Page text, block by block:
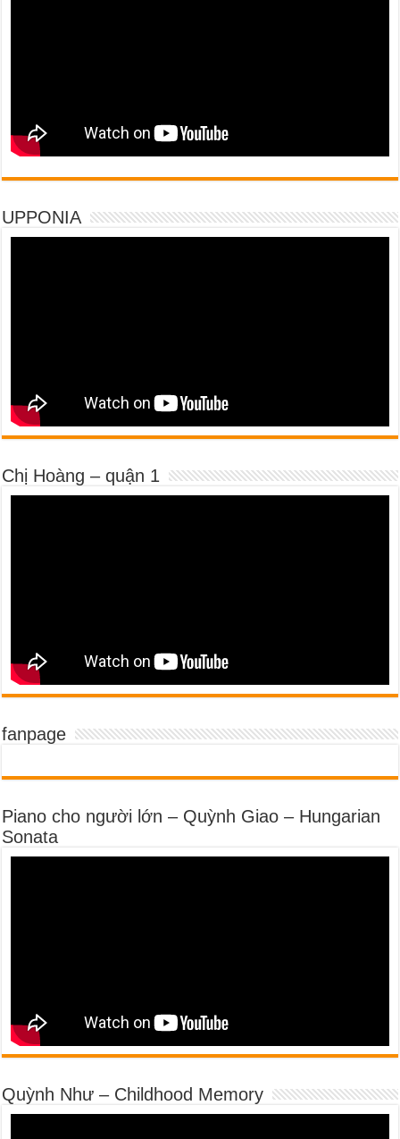
UPPONIA
Chị Hoàng – quận 1
fanpage
Piano cho người lớn – Quỳnh Giao – Hungarian
Sonata
Quỳnh Như – Childhood Memory